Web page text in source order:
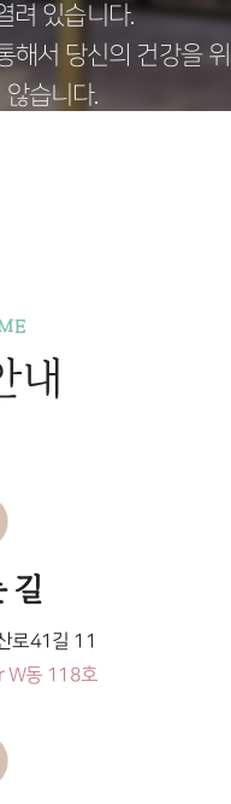
려 있습니다.
해서 당신의 건강을
습니다.
내
길
로41길 11
W동 118호